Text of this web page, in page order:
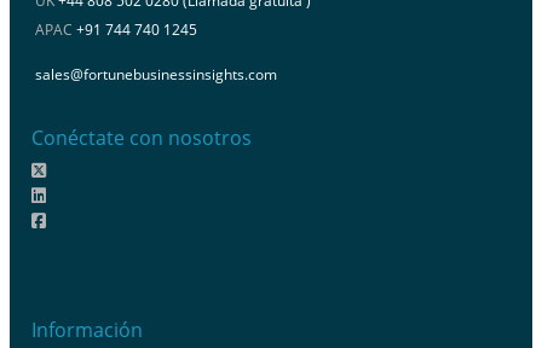
APAC +91 744 740 1245
sales@fortunebusinessinsights.com
Conéctate con nosotros
Información